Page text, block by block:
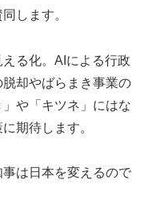
します。
る化。AIによる行政
却やばらまき事業の
や「キツネ」にはな
期待します。
は日本を変えるので